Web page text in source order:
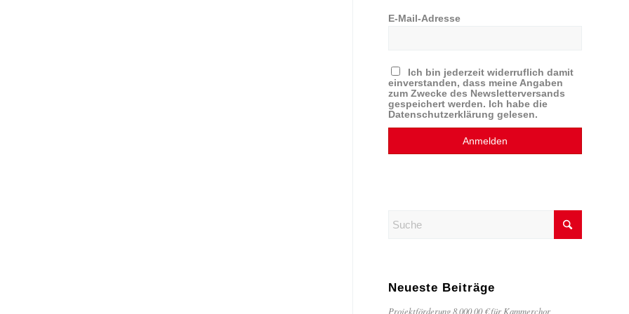
E-Mail-Adresse
Ich bin jederzeit widerruflich damit
einverstanden, dass meine Angaben
zum Zwecke des Newsletterversands
gespeichert werden. Ich habe die
Datenschutzerklärung gelesen.
Neueste Beiträge
Projektförderung 8.000,00 € für Kammerchor